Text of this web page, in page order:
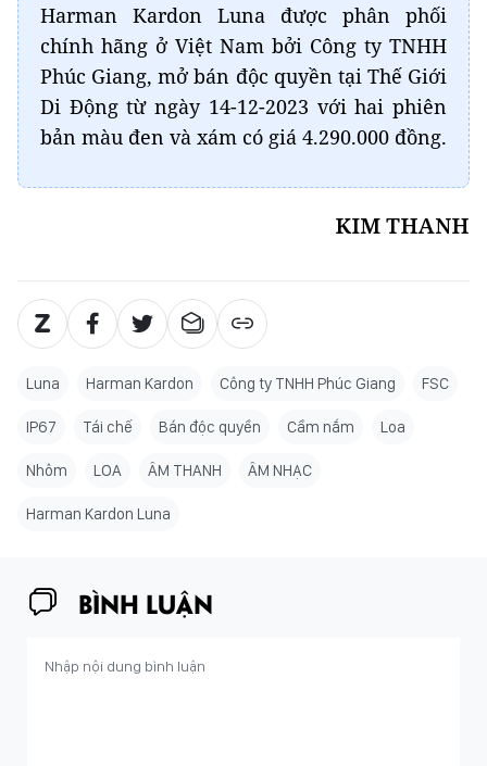
Harman Kardon Luna được phân phối
chính hãng ở Việt Nam bởi Công ty TNHH
Phúc Giang, mở bán độc quyền tại Thế Giới
Di Động từ ngày 14-12-2023 với hai phiên
bản màu đen và xám có giá 4.290.000 đồng.
KIM THANH
Luna Harman Kardon Công ty TNHH Phúc Giang FSC
IP67 Tái chế Bán độc quyền Cầm nắm Loa
Nhôm LOA ÂM THANH ÂM NHẠC
Harman Kardon Luna
BÌNH LUẬN